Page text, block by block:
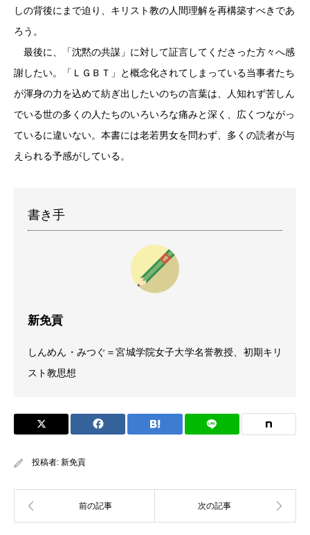
しの背後にまで迫り、キリスト教の人間理解を再構築すべきであ
ろう。
最後に、「沈黙の共謀」に対して証言してくださった方々へ感
謝したい。「ＬＧＢＴ」と概念化されてしまっている当事者たち
が渾身の力を込めて紡ぎ出したいのちの言葉は、人知れず苦しん
でいる世の多くの人たちのいろいろな痛みと深く、広くつながっ
ているに違いない。本書には老若男女を問わず、多くの読者が与
えられる予感がしている。
書き手
新免貢
しんめん・みつぐ＝宮城学院女子大学名誉教授、初期キリ
スト教思想
投稿者: 新免貢